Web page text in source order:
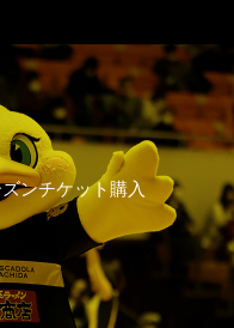
ンチケット購入